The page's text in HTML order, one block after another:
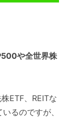
や全世界株
ETF、REITな
るのですが、